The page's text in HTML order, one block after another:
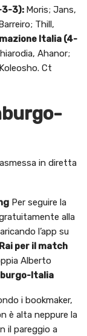
3-3): Moris; Jans,
Thill,
Italia (4-
Ahanor;
Ct
in diretta
Per seguire la
alla
l’app su
per il match
Alberto
Italia
i bookmaker,
è alta neppure la
il pareggio a